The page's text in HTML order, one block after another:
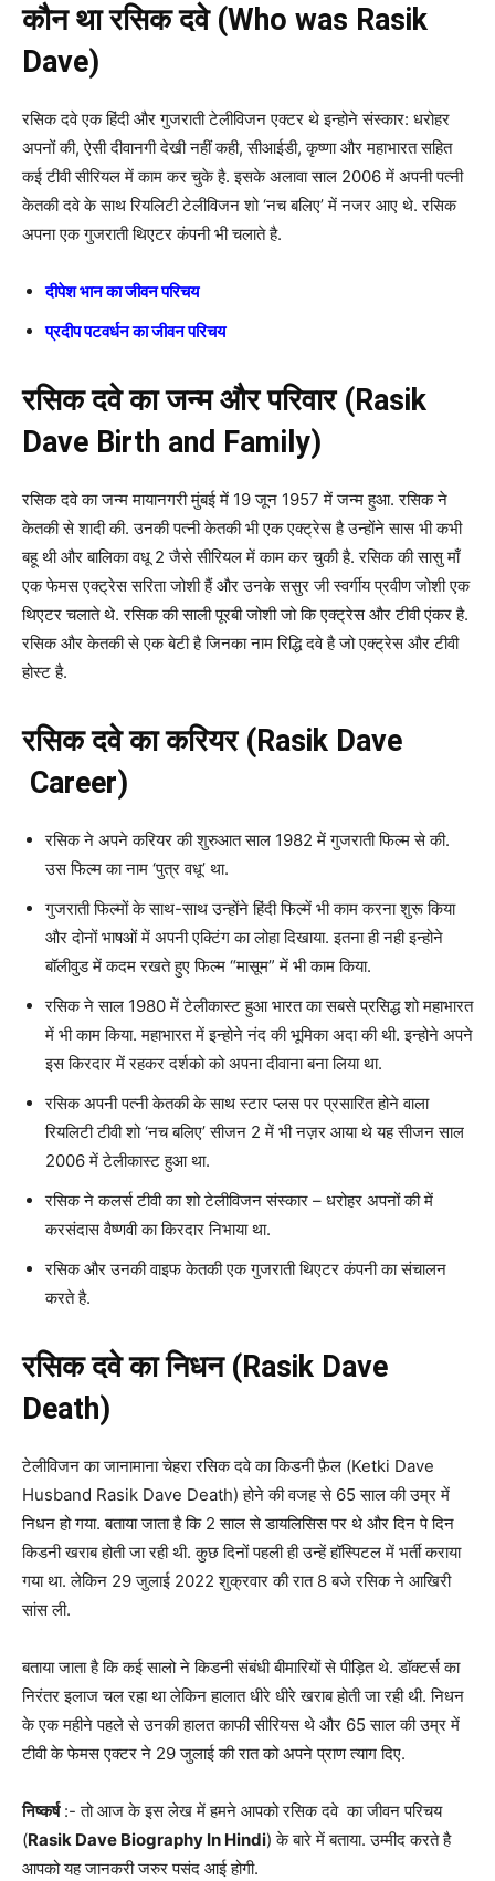
कौन था रसिक दवे (Who was Rasik
Dave)
रसिक दवे एक हिंदी और गुजराती टेलीविजन एक्टर थे इन्होने संस्कार: धरोहर
अपनों की, ऐसी दीवानगी देखी नहीं कही, सीआईडी, कृष्णा और महाभारत सहित
कई टीवी सीरियल में काम कर चुके है. इसके अलावा साल 2006 में अपनी पत्नी
केतकी दवे के साथ रियलिटी टेलीविजन शो ‘नच बलिए’ में नजर आए थे. रसिक
अपना एक गुजराती थिएटर कंपनी भी चलाते है.
दीपेश भान का जीवन परिचय
प्रदीप पटवर्धन का जीवन परिचय
रसिक दवे का जन्म और परिवार (Rasik
Dave Birth and Family)
रसिक दवे का जन्म मायानगरी मुंबई में 19 जून 1957 में जन्म हुआ. रसिक ने
केतकी से शादी की. उनकी पत्नी केतकी भी एक एक्ट्रेस है उन्होंने सास भी कभी
बहू थी और बालिका वधू 2 जैसे सीरियल में काम कर चुकी है. रसिक की सासु माँ
एक फेमस एक्ट्रेस सरिता जोशी हैं और उनके ससुर जी स्वर्गीय प्रवीण जोशी एक
थिएटर चलाते थे. रसिक की साली पूरबी जोशी जो कि एक्ट्रेस और टीवी एंकर है.
रसिक और केतकी से एक बेटी है जिनका नाम रिद्धि दवे है जो एक्ट्रेस और टीवी
होस्ट है.
रसिक दवे का करियर (Rasik Dave
Career)
रसिक ने अपने करियर की शुरुआत साल 1982 में गुजराती फिल्म से की.
उस फिल्म का नाम ‘पुत्र वधू’ था.
गुजराती फिल्मों के साथ-साथ उन्होंने हिंदी फिल्में भी काम करना शुरू किया
और दोनों भाषओं में अपनी एक्टिंग का लोहा दिखाया. इतना ही नही इन्होने
बॉलीवुड में कदम रखते हुए फिल्म “मासूम” में भी काम किया.
रसिक ने साल 1980 में टेलीकास्ट हुआ भारत का सबसे प्रसिद्ध शो महाभारत
में भी काम किया. महाभारत में इन्होने नंद की भूमिका अदा की थी. इन्होने अपने
इस किरदार में रहकर दर्शको को अपना दीवाना बना लिया था.
रसिक अपनी पत्नी केतकी के साथ स्टार प्लस पर प्रसारित होने वाला
रियलिटी टीवी शो ‘नच बलिए’ सीजन 2 में भी नज़र आया थे यह सीजन साल
2006 में टेलीकास्ट हुआ था.
रसिक ने कलर्स टीवी का शो टेलीविजन संस्कार – धरोहर अपनों की में
करसंदास वैष्णवी का किरदार निभाया था.
रसिक और उनकी वाइफ केतकी एक गुजराती थिएटर कंपनी का संचालन
करते है.
रसिक दवे का निधन (Rasik Dave
Death)
टेलीविजन का जानामाना चेहरा रसिक दवे का किडनी फ़ैल (Ketki Dave
Husband Rasik Dave Death) होने की वजह से 65 साल की उम्र में
निधन हो गया. बताया जाता है कि 2 साल से डायलिसिस पर थे और दिन पे दिन
किडनी खराब होती जा रही थी. कुछ दिनों पहली ही उन्हें हॉस्पिटल में भर्ती कराया
गया था. लेकिन 29 जुलाई 2022 शुक्रवार की रात 8 बजे रसिक ने आखिरी
सांस ली.
बताया जाता है कि कई सालो ने किडनी संबंधी बीमारियों से पीड़ित थे. डॉक्टर्स का
निरंतर इलाज चल रहा था लेकिन हालात धीरे धीरे खराब होती जा रही थी. निधन
के एक महीने पहले से उनकी हालत काफी सीरियस थे और 65 साल की उम्र में
टीवी के फेमस एक्टर ने 29 जुलाई की रात को अपने प्राण त्याग दिए.
निष्कर्ष:- तो आज के इस लेख में हमने आपको रसिक दवे का जीवन परिचय
(Rasik Dave Biography In Hindi) के बारे में बताया. उम्मीद करते है
आपको यह जानकरी जरुर पसंद आई होगी.